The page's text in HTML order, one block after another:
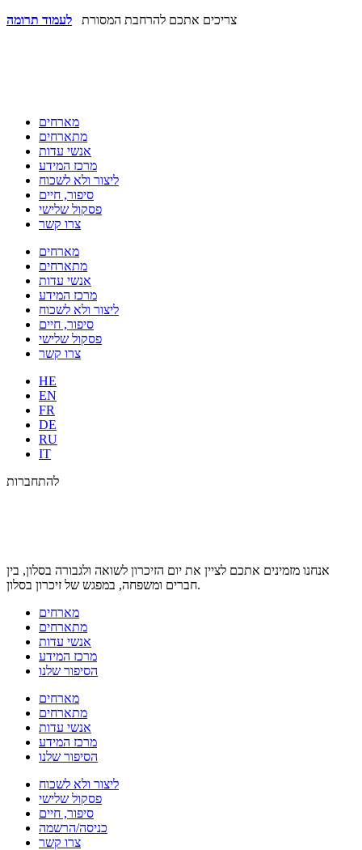
צריכים אתכם להרחבת המסורת לעמוד תרומה
מארחים
מתארחים
אנשי עדות
מרכז המידע
ליצור ולא לשכוח
סיפור, חיים
פסקול שלישי
צרו קשר
מארחים
מתארחים
אנשי עדות
מרכז המידע
ליצור ולא לשכוח
סיפור, חיים
פסקול שלישי
צרו קשר
HE
EN
FR
DE
RU
IT
להתחברות
אנחנו מזמינים אתכם לציין את יום הזיכרון לשואה ולגבורה בסלון, בין
חברים ומשפחה, במפגש של זיכרון בסלון.
מארחים
מתארחים
אנשי עדות
מרכז המידע
הסיפור שלנו
מארחים
מתארחים
אנשי עדות
מרכז המידע
הסיפור שלנו
ליצור ולא לשכוח
פסקול שלישי
סיפור, חיים
כניסה/הרשמה
צרו קשר